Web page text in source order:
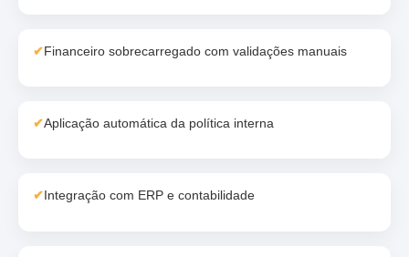
✔Financeiro sobrecarregado com validações manuais
✔Aplicação automática da política interna
✔Integração com ERP e contabilidade